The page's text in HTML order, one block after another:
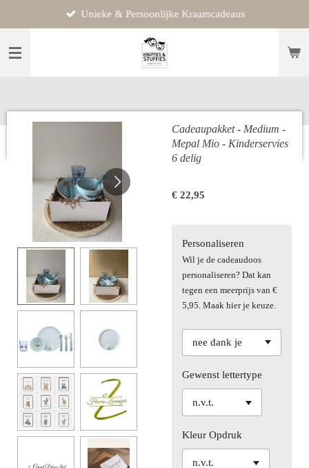
direct
naar
Unieke & Persoonlijke Kraamcadeaus
Cadeaupakket - Medium -
Mepal Mio - Kinderservies
6 delig
€ 22,95
Personaliseren
Wil je de cadeaudoos
personaliseren? Dat kan
tegen een meerprijs van €
5,95. Maak hier je keuze.
Gewenst lettertype
Kleur Opdruk